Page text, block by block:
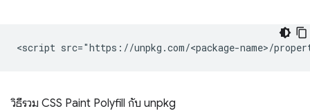
วิธีรวม CSS Paint Polyfill กับ unpkg